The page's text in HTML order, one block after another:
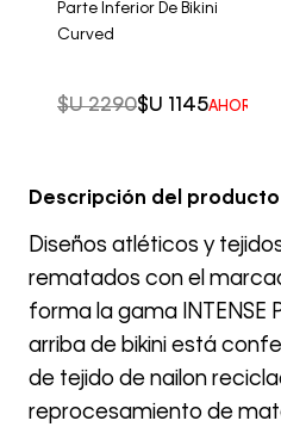
Parte Inferior De Bikini
Curved
$U 2290$U 1145AHORRO
Descripción del producto
Diseños atléticos y
rematados con el
forma la gama INTENSE
arriba de bikini está
de tejido de nailon
reprocesamiento de